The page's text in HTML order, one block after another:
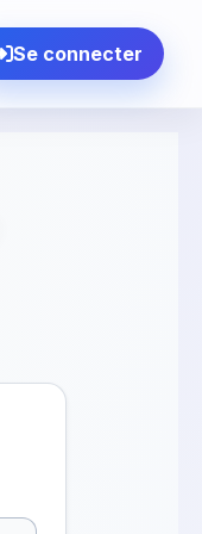
Se connecter